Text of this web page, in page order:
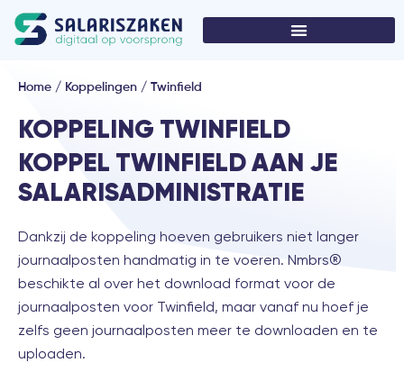
Home / Koppelingen / Twinfield
KOPPELING TWINFIELD
KOPPEL TWINFIELD AAN JE
SALARISADMINISTRATIE
Dankzij de koppeling hoeven gebruikers niet langer
journaalposten handmatig in te voeren. Nmbrs®
beschikte al over het download format voor de
journaalposten voor Twinfield, maar vanaf nu hoef je
zelfs geen journaalposten meer te downloaden en te
uploaden.